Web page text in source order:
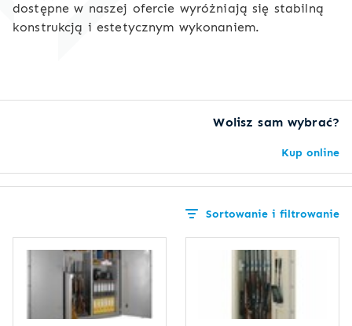
dostępne w naszej ofercie wyróżniają się stabilną
konstrukcją i estetycznym wykonaniem.
Wolisz sam wybrać?
Kup online
Sortowanie i filtrowanie